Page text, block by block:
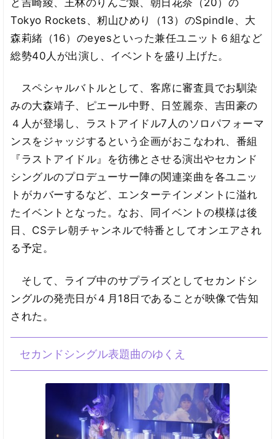
Tokyo Rockets、籾山ひめり（13）のSpindle、大
森莉緒（16）のeyesといった兼任ユニット６組など
総勢40人が出演し、イベントを盛り上げた。
スペシャルバトルとして、客席に審査員でお馴染
みの大森靖子、ピエール中野、日笠麗奈、吉田豪の
４人が登場し、ラストアイドル7人のソロパフォーマ
ンスをジャッジするという企画がおこなわれ、番組
『ラストアイドル』を彷彿とさせる演出やセカンド
シングルのプロデューサー陣の関連楽曲を各ユニッ
トがカバーするなど、エンターテインメントに溢れ
たイベントとなった。なお、同イベントの模様は後
日、CSテレ朝チャンネルで特番としてオンエアされ
る予定。
そして、ライブ中のサプライズとしてセカンドシ
ングルの発売日が４月18日であることが映像で告知
された。
セカンドシングル表題曲のゆくえ